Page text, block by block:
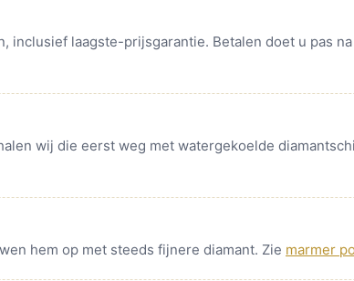
inclusief laagste-prijsgarantie. Betalen doet u pas na
wij die eerst weg met watergekoelde
hem op met steeds fijnere diamant. Zie marmer